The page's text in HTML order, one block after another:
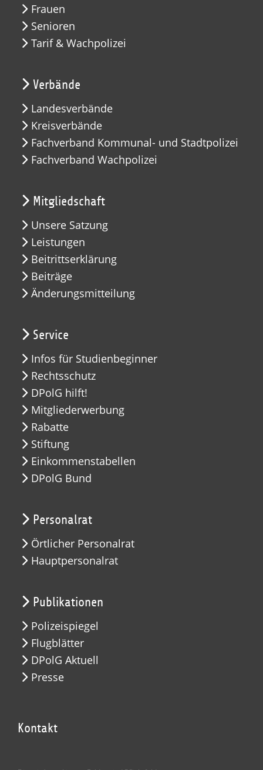
Frauen
Senioren
Tarif & Wachpolizei
Verbände
Landesverbände
Kreisverbände
Fachverband Kommunal- und Stadtpolizei
Fachverband Wachpolizei
Mitgliedschaft
Unsere Satzung
Leistungen
Beitrittserklärung
Beiträge
Änderungsmitteilung
Service
Infos für Studienbeginner
Rechtsschutz
DPolG hilft!
Mitgliederwerbung
Rabatte
Stiftung
Einkommenstabellen
DPolG Bund
Personalrat
Örtlicher Personalrat
Hauptpersonalrat
Publikationen
Polizeispiegel
Flugblätter
DPolG Aktuell
Presse
Kontakt